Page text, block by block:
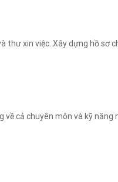
thư xin việc. Xây dựng hồ sơ
về cả chuyên môn và kỹ năng